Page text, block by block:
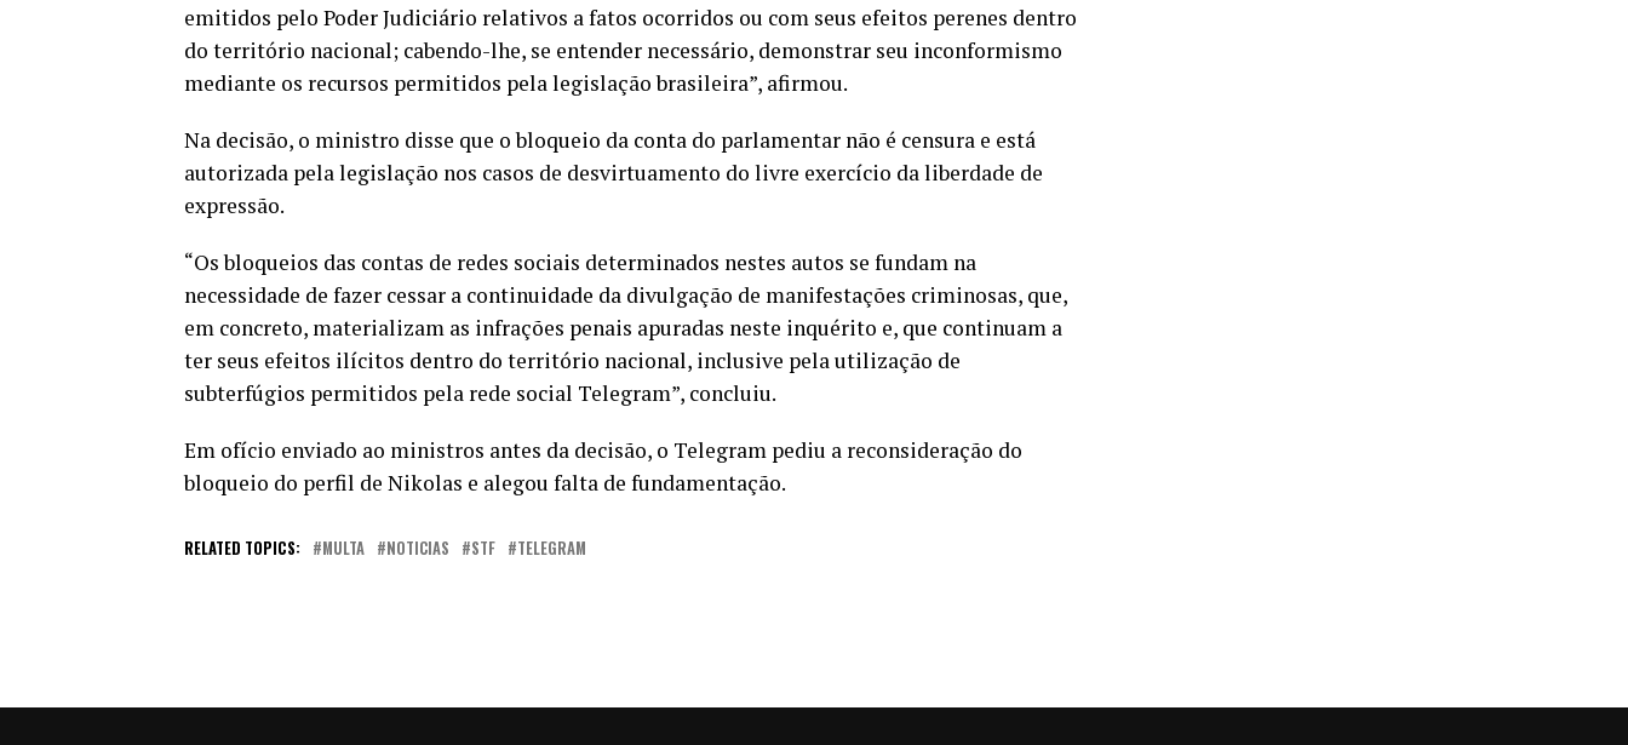
emitidos pelo Poder Judiciário relativos a fatos ocorridos ou com seus efeitos perenes dentro
do território nacional; cabendo-lhe, se entender necessário, demonstrar seu inconformismo
mediante os recursos permitidos pela legislação brasileira”, afirmou.
Na decisão, o ministro disse que o bloqueio da conta do parlamentar não é censura e está
autorizada pela legislação nos casos de desvirtuamento do livre exercício da liberdade de
expressão.
“Os bloqueios das contas de redes sociais determinados nestes autos se fundam na
necessidade de fazer cessar a continuidade da divulgação de manifestações criminosas, que,
em concreto, materializam as infrações penais apuradas neste inquérito e, que continuam a
ter seus efeitos ilícitos dentro do território nacional, inclusive pela utilização de
subterfúgios permitidos pela rede social Telegram”, concluiu.
Em ofício enviado ao ministros antes da decisão, o Telegram pediu a reconsideração do
bloqueio do perfil de Nikolas e alegou falta de fundamentação.
RELATED TOPICS: MULTA NOTICIAS STF TELEGRAM